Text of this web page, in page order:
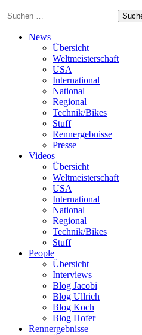
Suchen
nach:
News
Übersicht
Weltmeisterschaft
USA
International
National
Regional
Technik/Bikes
Stuff
Rennergebnisse
Presse
Videos
Übersicht
Weltmeisterschaft
USA
International
National
Regional
Technik/Bikes
Stuff
People
Übersicht
Interviews
Blog Jacobi
Blog Ullrich
Blog Koch
Blog Hofer
Rennergebnisse